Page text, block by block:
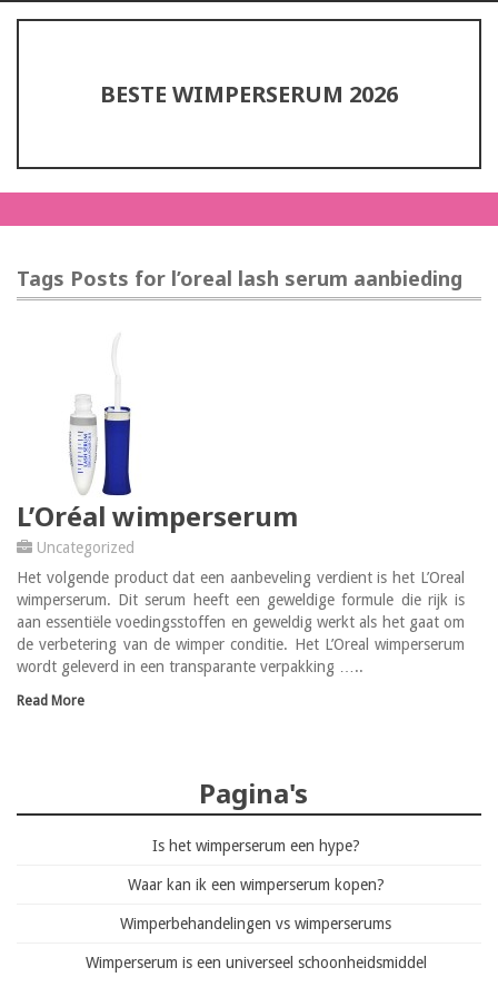
BESTE WIMPERSERUM 2026
Tags Posts for l’oreal lash serum aanbieding
L’Oréal wimperserum
Uncategorized
Het volgende product dat een aanbeveling verdient is het L’Oreal
wimperserum. Dit serum heeft een geweldige formule die rijk is
aan essentiële voedingsstoffen en geweldig werkt als het gaat om
de verbetering van de wimper conditie. Het L’Oreal wimperserum
wordt geleverd in een transparante verpakking …..
Read More
Pagina's
Is het wimperserum een hype?
Waar kan ik een wimperserum kopen?
Wimperbehandelingen vs wimperserums
Wimperserum is een universeel schoonheidsmiddel